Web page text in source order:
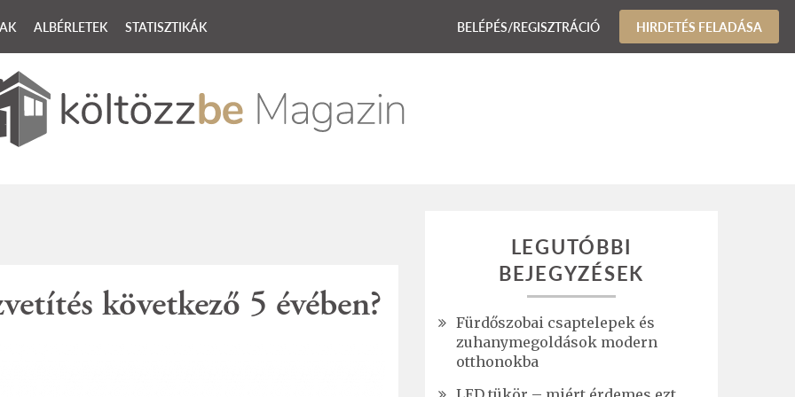
ALBÉRLETEK STATISZTIKÁK HIRDETÉS FELADÁSA
BELÉPÉS/REGISZTRÁCIÓ
következő 5 évében?
LEGUTÓBBI
BEJEGYZÉSEK
Fürdőszobai csaptelepek és
zuhanymegoldások modern
otthonokba